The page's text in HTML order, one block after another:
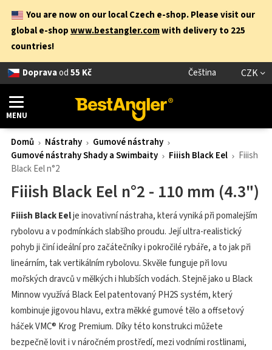
You are now on our local Czech e-shop. Please visit our
global e-shopwww.bestangler.comwith delivery to 225
countries!
Dopravaod55 Kč Čeština CZK
MENU
Domů Nástrahy
Gumové nástrahy
Gumové nástrahy Shady a Swimbaity
Fiiish Black Eel
Fiiish
Black Eel n°2
Fiiish Black Eel n°2 - 110 mm (4.3")
Fiiish Black Eelje inovativní nástraha, která vyniká při pomalejším
rybolovu a v podmínkách slabšího proudu. Její ultra-realistický
pohyb ji činí ideální pro začátečníky i pokročilé rybáře, a to jak při
lineárním, tak vertikálním rybolovu. Skvěle funguje při lovu
mořských dravců v mělkých i hlubších vodách. Stejně jako u Black
Minnow využívá Black Eel patentovaný PH2S systém, který
kombinuje jigovou hlavu, extra měkké gumové tělo a offsetový
háček VMC® Krog Premium. Díky této konstrukci můžete
bezpečně lovit i v náročném prostředí, mezi vodními rostlinami,